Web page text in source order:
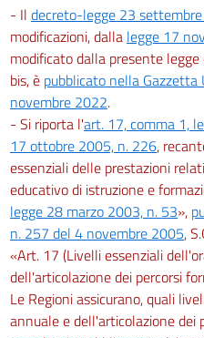
- Il decreto-legge 23
modificazioni, dalla legge 17
modificato dalla presente
bis, è pubblicato nella
novembre 2022.
- Si riporta l'art. 17, comma 1,
17 ottobre 2005, n. 226,
essenziali delle prestazioni
educativo di istruzione e
legge 28 marzo 2003, n. 53»,
n. 257 del 4 novembre 2005,
«Art. 17 (Livelli essenziali
dell'articolazione dei percorsi
Le Regioni assicurano, quali
annuale e dell'articolazione dei